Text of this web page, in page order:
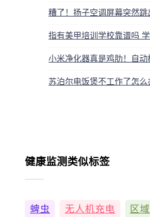
指有美甲培训学校靠谱吗
健康监测类似标签
蜱虫 无人机充电 区域